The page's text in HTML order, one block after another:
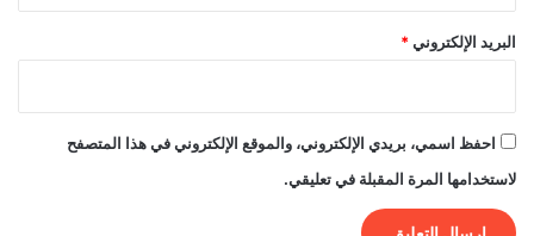
البريد الإلكتروني *
احفظ اسمي، بريدي الإلكتروني، والموقع الإلكتروني في هذا المتصفح
لاستخدامها المرة المقبلة في تعليقي.